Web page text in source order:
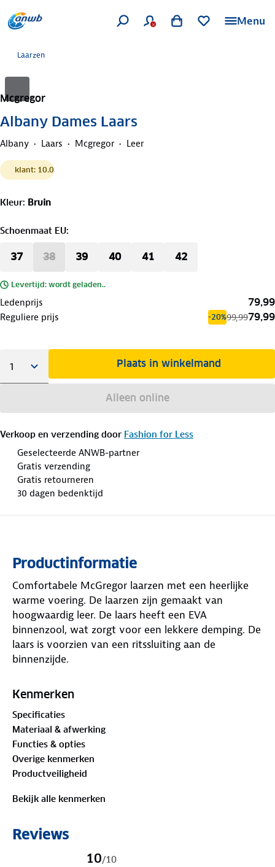
Menu
Laarzen
Mcgregor
Albany Dames Laars
Albany Laars Mcgregor Leer
klant: 10.0
Kleur: Bruin
Schoenmaat EU:
37 38 39 40 41 42
Levertijd: wordt geladen..
Ledenprijs 79,99
Reguliere prijs -20%99,9979,99
Plaats in winkelmand
Alleen online
Verkoop en verzending door Fashion for Less
Geselecteerde ANWB-partner
Gratis verzending
Gratis retourneren
30 dagen bedenktijd
Productinformatie
Comfortabele McGregor laarzen met een heerlijke
warme voering. De laarzen zijn gemaakt van
hoogwaardig leer. De laars heeft een EVA
binnenzool, wat zorgt voor een lekkere demping. De
laars is voorzien van een ritssluiting aan de
binnenzijde.
Kenmerken
Specificaties
Materiaal & afwerking
Functies & opties
Overige kenmerken
Productveiligheid
Bekijk alle kenmerken
Reviews
10/10